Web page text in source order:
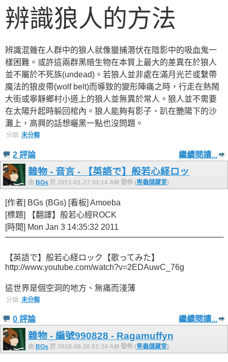
辨識狼人的方法
辨識混雜在人群中的狼人就像獵捕潛伏在陰影中的吸血鬼一
樣困難。或許這兩群黑暗生物在本質上最大的差異在於狼人
並不屬於不死族(undead)。若狼人並非處在滿月光芒或繫帶
魔法的狼皮帶(wolf belt)而導致的變形陣痛之時，行走在熱鬧
大街或寧靜鄉村小道上的狼人並無異於常人。狼人並不需要
在太陽升起時躲回棺內。狼人能夠有影子、趴在艷陽下的沙
灘上，高興的話想曬黑一點也沒問題。
分類: 未分類
2 評論 繼續閱讀...
雜物 - 音言 - 【英語で】般若心経ロッ
由 BGs 於 2011-01-27 10:14 AM 發佈 (害蟲儲藏室)
[作者] BGs (BGs) [看板] Amoeba
[標題] 【翻譯】般若心經ROCK
[時間] Mon Jan 3 14:35:32 2011
───────────────────────────────────────
【英語で】般若心経ロック【歌ってみた】
http://www.youtube.com/watch?v=2EDAuwC_76g
這世界是個空洞的地方、無痛而淺薄
分類: 未分類
0 評論 繼續閱讀...
雜物 - 編號990828 - Ragamuffyn
由 BGs 於 2010-08-28 01:34 AM 發佈 (害蟲儲藏室)